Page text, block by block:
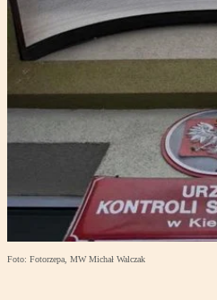
Foto: Fotorzepa, MW Michał Walczak